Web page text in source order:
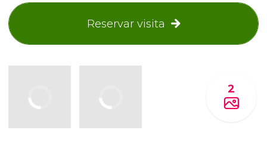
Reservar visita
2